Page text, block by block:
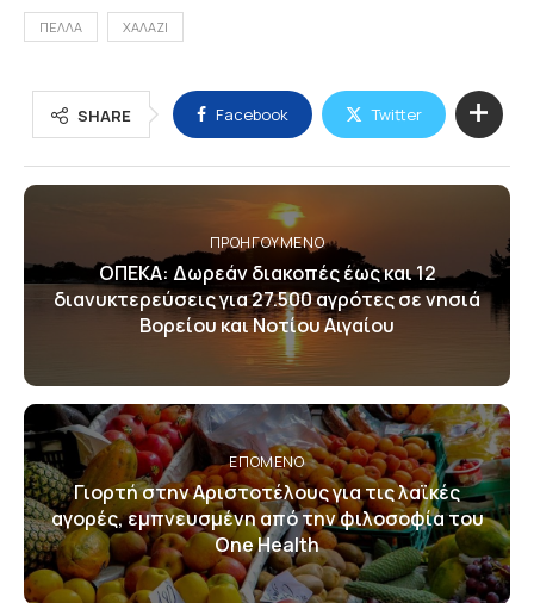
ΠΕΛΛΑ ΧΑΛΑΖΙ
SHARE Facebook Twitter
ΠΡΟΗΓΟΎΜΕΝΟ
ΟΠΕΚΑ: Δωρεάν διακοπές έως και 12
διανυκτερεύσεις για 27.500 αγρότες σε νησιά
Βορείου και Νοτίου Αιγαίου
ΕΠΌΜΕΝΟ
Γιορτή στην Αριστοτέλους για τις λαϊκές
αγορές, εμπνευσμένη από την φιλοσοφία του
One Health